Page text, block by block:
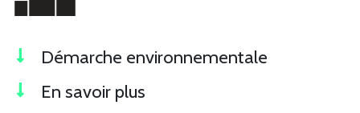
Démarche environnementale
En savoir plus